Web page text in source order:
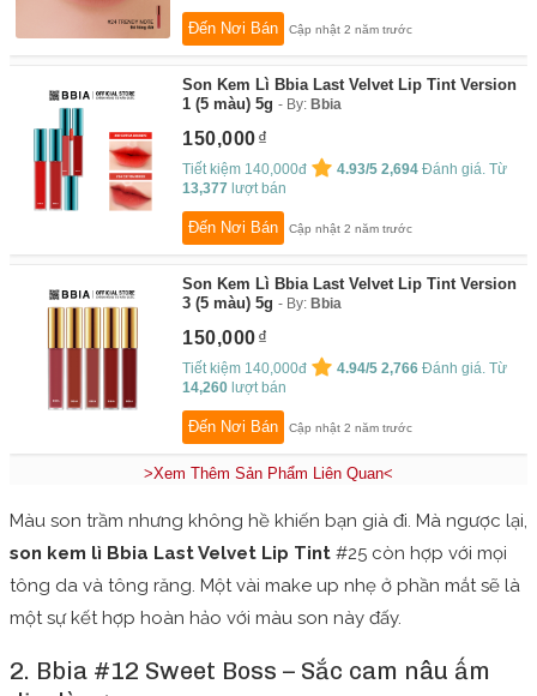
Đến Nơi Bán Cập nhật 2 năm trước
Son Kem Lì Bbia Last Velvet Lip Tint Version
1 (5 màu) 5g
By: Bbia
150,000
Tiết kiệm 140,000đ 4.93/5 2,694 Đánh giá. Từ
13,377 lượt bán
Đến Nơi Bán Cập nhật 2 năm trước
Son Kem Lì Bbia Last Velvet Lip Tint Version
3 (5 màu) 5g
By: Bbia
150,000
Tiết kiệm 140,000đ 4.94/5 2,766 Đánh giá. Từ
14,260 lượt bán
Đến Nơi Bán Cập nhật 2 năm trước
>Xem Thêm Sản Phẩm Liên Quan<
Màu son trầm nhưng không hề khiến bạn già đi. Mà ngược lại,
son kem lì Bbia Last Velvet Lip Tint #25 còn hợp với mọi
tông da và tông răng. Một vài make up nhẹ ở phần mắt sẽ là
một sự kết hợp hoàn hảo với màu son này đấy.
2. Bbia #12 Sweet Boss – Sắc cam nâu ấm